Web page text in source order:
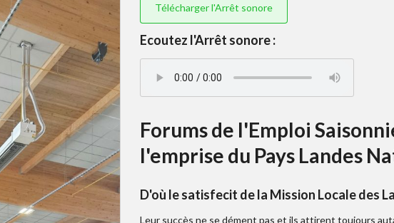
Télécharger l'Arrêt sonore
Ecoutez l'Arrêt sonore :
Forums de l'Emploi
l'emprise du Pays Landes
D'où le satisfecit de la Mission Locale des
Leur succès ne se dément pas et ils attirent toujours